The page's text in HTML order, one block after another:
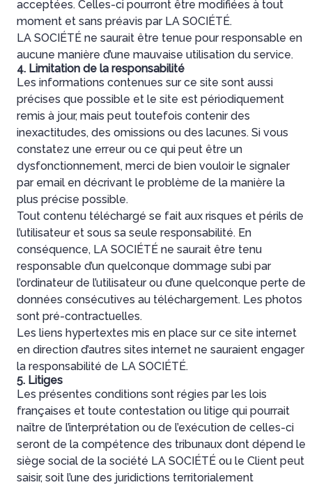
acceptées. Celles-ci pourront être modifiées à tout
moment et sans préavis par LA SOCIÉTÉ.
LA SOCIÉTÉ ne saurait être tenue pour responsable en
aucune manière d’une mauvaise utilisation du service.
4. Limitation de la responsabilité
Les informations contenues sur ce site sont aussi
précises que possible et le site est périodiquement
remis à jour, mais peut toutefois contenir des
inexactitudes, des omissions ou des lacunes. Si vous
constatez une erreur ou ce qui peut être un
dysfonctionnement, merci de bien vouloir le signaler
par email en décrivant le problème de la manière la
plus précise possible.
Tout contenu téléchargé se fait aux risques et périls de
l’utilisateur et sous sa seule responsabilité. En
conséquence, LA SOCIÉTÉ ne saurait être tenu
responsable d’un quelconque dommage subi par
l’ordinateur de l’utilisateur ou d’une quelconque perte de
données consécutives au téléchargement. Les photos
sont pré-contractuelles.
Les liens hypertextes mis en place sur ce site internet
en direction d’autres sites internet ne sauraient engager
la responsabilité de LA SOCIÉTÉ.
5. Litiges
Les présentes conditions sont régies par les lois
françaises et toute contestation ou litige qui pourrait
naître de l’interprétation ou de l’exécution de celles-ci
seront de la compétence des tribunaux dont dépend le
siège social de la société LA SOCIÉTÉ ou le Client peut
saisir, soit l’une des juridictions territorialement